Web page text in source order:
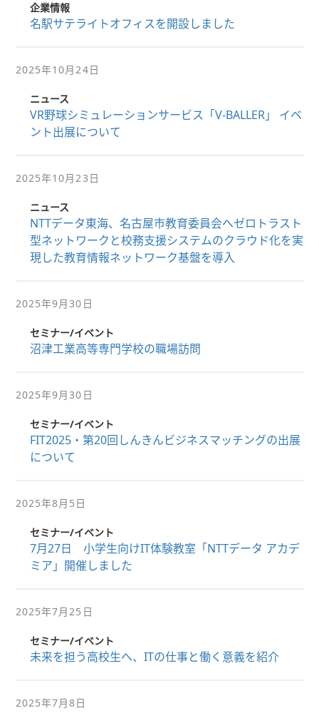
企業情報
名駅サテライトオフィスを開設しました
2025年10月24日
ニュース
VR野球シミュレーションサービス「V-BALLER」 イベ
ント出展について
2025年10月23日
ニュース
NTTデータ東海、名古屋市教育委員会へゼロトラスト
型ネットワークと校務支援システムのクラウド化を実
現した教育情報ネットワーク基盤を導入
2025年9月30日
セミナー/イベント
沼津工業高等専門学校の職場訪問
2025年9月30日
セミナー/イベント
FIT2025・第20回しんきんビジネスマッチングの出展
について
2025年8月5日
セミナー/イベント
7月27日 小学生向けIT体験教室「NTTデータ アカデ
ミア」開催しました
2025年7月25日
セミナー/イベント
未来を担う高校生へ、ITの仕事と働く意義を紹介
2025年7月8日